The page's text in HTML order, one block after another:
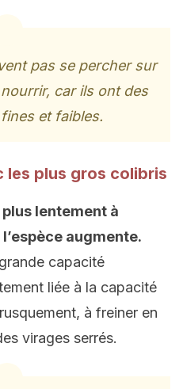
pas se percher sur
car ils ont des
et faibles.
les plus gros colibris
lentement à
augmente.
capacité
liée à la capacité
à freiner en
virages serrés.